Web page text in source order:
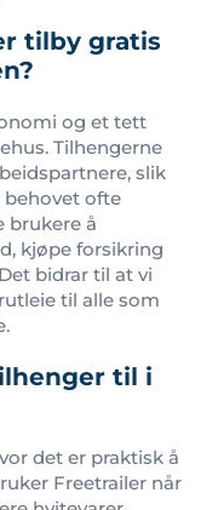
tilby gratis
og et tett
Tilhengerne
slik
ofte
brukere å
kjøpe forsikring
bidrar til at vi
til alle som
til i
det er praktisk å
Freetrailer når